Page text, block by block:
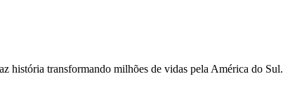
história transformando milhões de vidas pela América do Sul.